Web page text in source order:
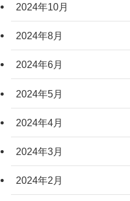
2024年10月
2024年8月
2024年6月
2024年5月
2024年4月
2024年3月
2024年2月